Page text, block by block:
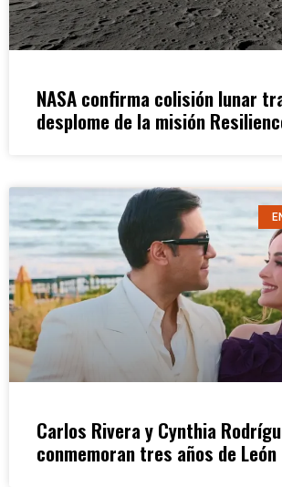
NASA confirma colisión lunar
desplome de la misión
Carlos Rivera y Cynthia
conmemoran tres años de León